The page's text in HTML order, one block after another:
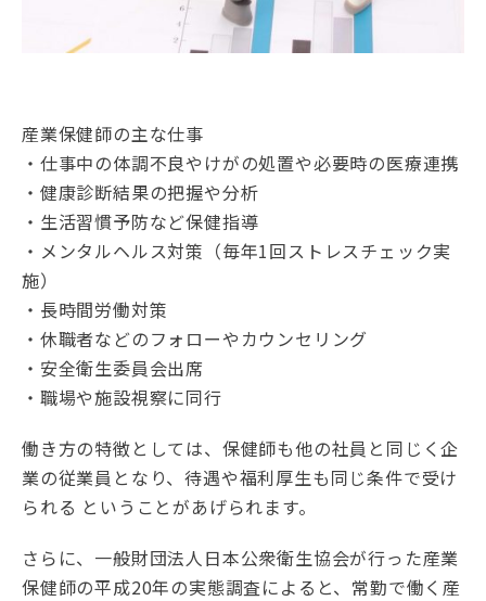
産業保健師の主な仕事
・仕事中の体調不良やけがの処置や必要時の医療連携
・健康診断結果の把握や分析
・生活習慣予防など保健指導
・メンタルヘルス対策（毎年1回ストレスチェック実
施）
・長時間労働対策
・休職者などのフォローやカウンセリング
・安全衛生委員会出席
・職場や施設視察に同行
働き方の特徴としては、保健師も他の社員と同じく企
業の従業員となり、待遇や福利厚生も同じ条件で受け
られる ということがあげられます。
さらに、一般財団法人日本公衆衛生協会が行った産業
保健師の平成20年の実態調査によると、常勤で働く産